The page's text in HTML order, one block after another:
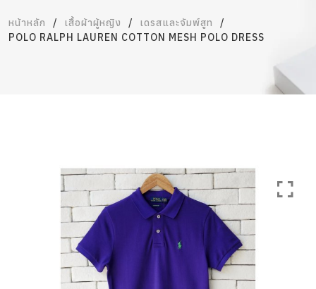
หน้าหลัก เสื้อผ้าผู้หญิง
เดรสและจัมพ์สูท
POLO RALPH LAUREN COTTON MESH POLO DRESS